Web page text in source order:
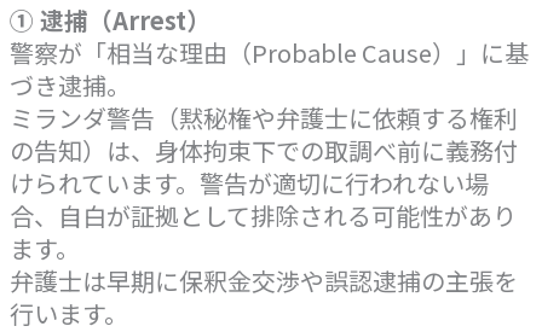
① 逮捕（Arrest）
警察が「相当な理由（Probable Cause）」に基
づき逮捕。
ミランダ警告（黙秘権や弁護士に依頼する権利
の告知）は、身体拘束下での取調べ前に義務付
けられています。警告が適切に行われない場
合、自白が証拠として排除される可能性があり
ます。
弁護士は早期に保釈金交渉や誤認逮捕の主張を
行います。